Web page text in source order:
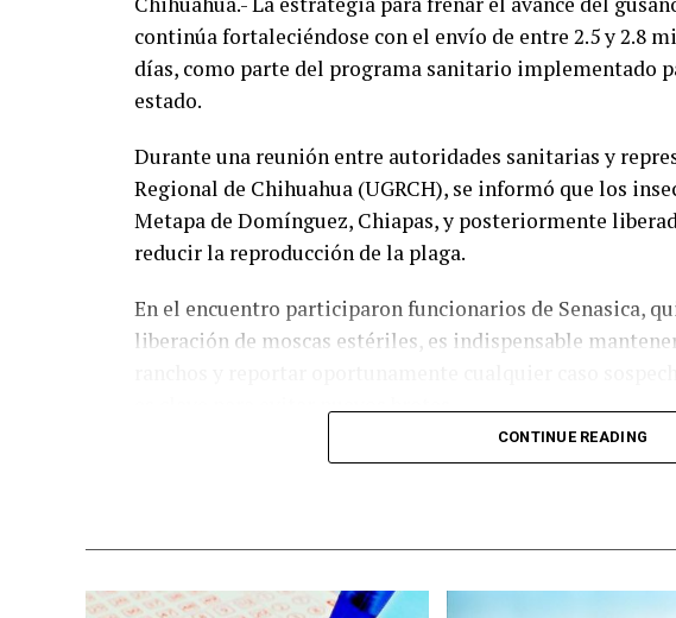
continúa fortaleciéndose con el envío de entre 2.5 y 2.8
días, como parte del programa sanitario implementado
estado.
Durante una reunión entre autoridades sanitarias y
Regional de Chihuahua (UGRCH), se informó que los
Metapa de Domínguez, Chiapas, y posteriormente
reducir la reproducción de la plaga.
En el encuentro participaron funcionarios de Senasica,
liberación de moscas estériles, es indispensable
es clave para evitar nuevos brotes.
La técnica consiste en liberar machos estériles que se
el control sanitario.
CONTINUE READING